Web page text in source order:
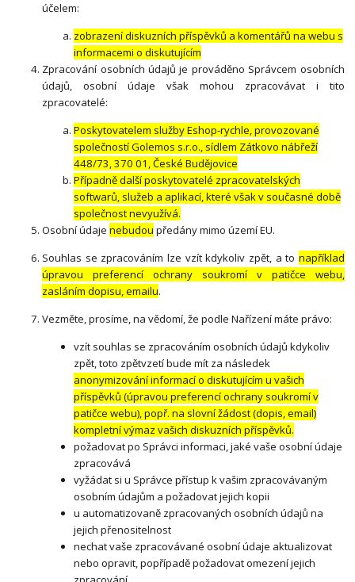
účelem:
zobrazení diskuzních příspěvků a komentářů na webu s
informacemi o diskutujícím
Zpracování osobních údajů je prováděno Správcem osobních
údajů, osobní údaje však mohou zpracovávat i tito
zpracovatelé:
Poskytovatelem služby Eshop-rychle, provozované
společností Golemos s.r.o., sídlem Zátkovo nábřeží
448/73, 370 01, České Budějovice
Případně další poskytovatelé zpracovatelských
softwarů, služeb a aplikací, které však v současné době
společnost nevyužívá.
Osobní údajenebudou předány mimo území EU.
Souhlas se zpracováním lze vzít kdykoliv zpět, a to například
úpravou preferencí ochrany soukromí v patičce webu,
zasláním dopisu, emailu.
Vezměte, prosíme, na vědomí, že podle Nařízení máte právo:
vzít souhlas se zpracováním osobních údajů kdykoliv
zpět, toto zpětvzetí bude mít za následek
anonymizování informací o diskutujícím u vašich
příspěvků (úpravou preferencí ochrany soukromí v
patičce webu), popř. na slovní žádost (dopis, email)
kompletní výmaz vašich diskuzních příspěvků.
požadovat po Správci informaci, jaké vaše osobní údaje
zpracovává
vyžádat si u Správce přístup k vašim zpracovávaným
osobním údajům a požadovat jejich kopii
u automatizovaně zpracovaných osobních údajů na
jejich přenositelnost
nechat vaše zpracovávané osobní údaje aktualizovat
nebo opravit, popřípadě požadovat omezení jejich